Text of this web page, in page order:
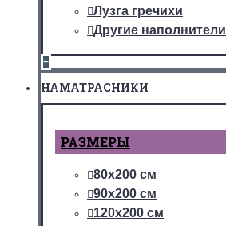
Лузга гречихи
Другие наполнители
+
НАМАТРАСНИКИ
РАЗМЕРЫ
80х200 см
90х200 см
120х200 см